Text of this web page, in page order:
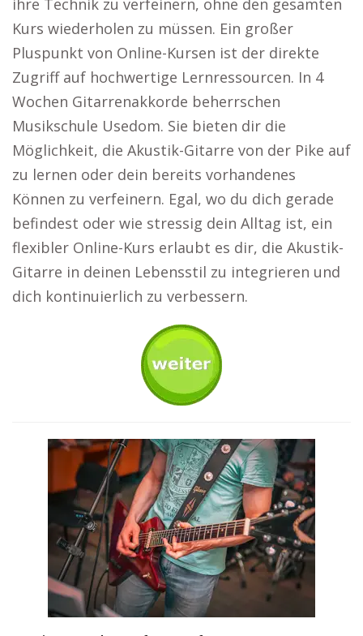
ihre Technik zu verfeinern, ohne den gesamten
Kurs wiederholen zu müssen. Ein großer
Pluspunkt von Online-Kursen ist der direkte
Zugriff auf hochwertige Lernressourcen. In 4
Wochen Gitarrenakkorde beherrschen
Musikschule Usedom. Sie bieten dir die
Möglichkeit, die Akustik-Gitarre von der Pike auf
zu lernen oder dein bereits vorhandenes
Können zu verfeinern. Egal, wo du dich gerade
befindest oder wie stressig dein Alltag ist, ein
flexibler Online-Kurs erlaubt es dir, die Akustik-
Gitarre in deinen Lebensstil zu integrieren und
dich kontinuierlich zu verbessern.